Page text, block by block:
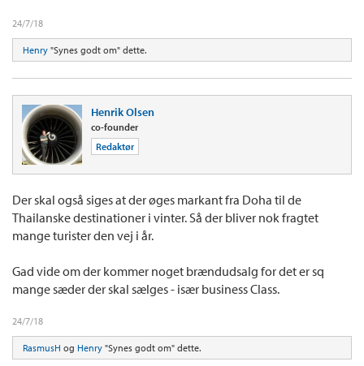
24/7/18
Henry "Synes godt om" dette.
Henrik Olsen
co-founder
Redaktør
Der skal også siges at der øges markant fra Doha til de
Thailanske destinationer i vinter. Så der bliver nok fragtet
mange turister den vej i år.
Gad vide om der kommer noget brændudsalg for det er sq
mange sæder der skal sælges - især business Class.
24/7/18
RasmusH og Henry "Synes godt om" dette.